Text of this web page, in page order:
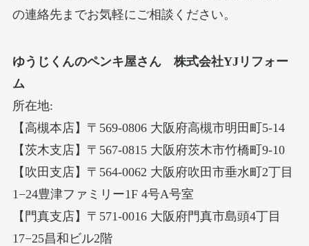
の連絡先までお気軽にご相談ください。
ゆうじくんのペンキ屋さん 株式会社YJリフォー
ム
所在地:
【高槻本店】〒569-0806 大阪府高槻市明田町5-14
【茨木支店】〒567-0815 大阪府茨木市竹橋町9-10
【吹田支店】〒564-0062 大阪府吹田市垂水町2丁目
1−24豊津ファミリー1F 4号A号室
【門真支店】〒571-0016 大阪府門真市島頭4丁目
17−25昌和ビル2階